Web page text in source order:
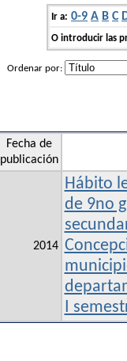
Ir a: 0-9 A B C
O introducir las
Ordenar por:
Fecha de
publicación
2014
Hábito
de 9no
I